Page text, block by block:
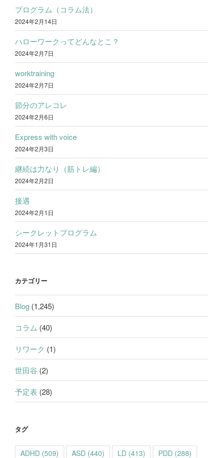
プログラム（コラム法）
2024年2月14日
ハローワークってどんなとこ？
2024年2月7日
worktraining
2024年2月7日
節分のアレコレ
2024年2月6日
Express with voice
2024年2月3日
継続は力なり（筋トレ編）
2024年2月2日
接遇
2024年2月1日
シークレットプログラム
2024年1月31日
カテゴリー
Blog (1,245)
コラム (40)
リワーク (1)
世田谷 (2)
予定表 (28)
タグ
ADHD (509) ASD (440) LD (413) PDD (288)